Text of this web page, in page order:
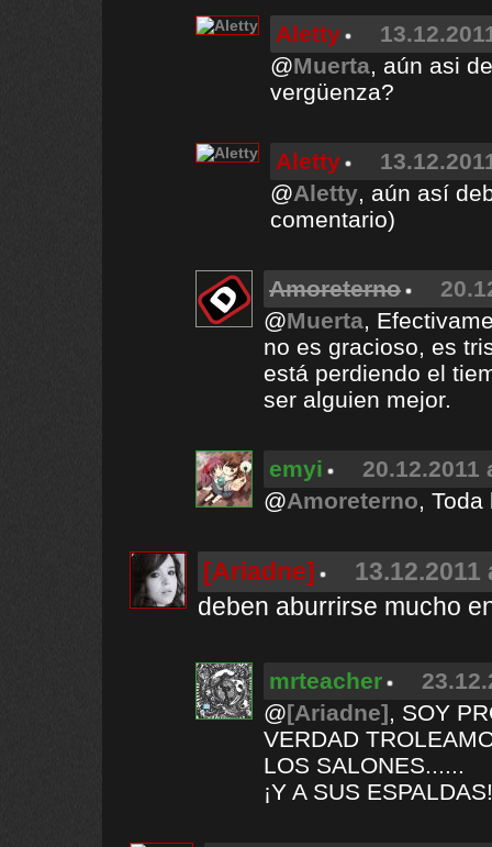
Aletty
@Muerta, aún asi
vergüenza?
Aletty
@Aletty, aún así
comentario)
Amoreterno
@Muerta,
no es gracioso, es
está perdiendo el
ser alguien mejor.
emyi
20.12.2011
@Amoreterno, Toda
[Ariadne]
13.12.2011
deben aburrirse mucho
mrteacher
@[Ariadne], SOY
VERDAD
LOS SALONES......
¡Y A SUS